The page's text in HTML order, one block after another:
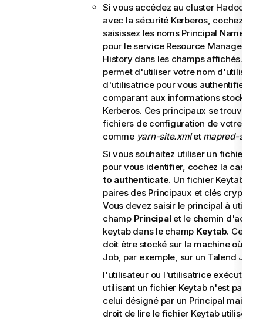
Si vous accédez au cluster Hadoop
avec la sécurité Kerberos, cochez
saisissez les noms Principal Name de
pour le service Resource Manager et
History dans les champs affichés.
permet d'utiliser votre nom
d'utilisatrice pour vous authentifier,
comparant aux informations stockées
Kerberos. Ces principaux se trouvent
fichiers de configuration de votre
comme yarn-site.xmlet mapred-
Si vous souhaitez utiliser un fichier
pour vous identifier, cochez la case
to authenticate. Un fichier Keytab
paires des Principaux et clés cryptées
Vous devez saisir le principal à utiliser
champ Principalet le chemin d'accès
keytab dans le champ Keytab. Ce
doit être stocké sur la machine où
Job, par exemple, sur un Talend
l'utilisateur ou l'utilisatrice exécutant
utilisant un fichier Keytab n'est pas
celui désigné par un Principal mais
droit de lire le fichier Keytab utilisé.